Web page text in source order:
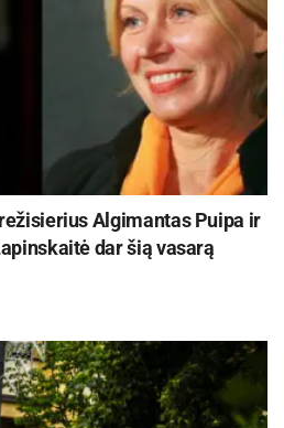
Algimantas Puipa ir
dar šią vasarą